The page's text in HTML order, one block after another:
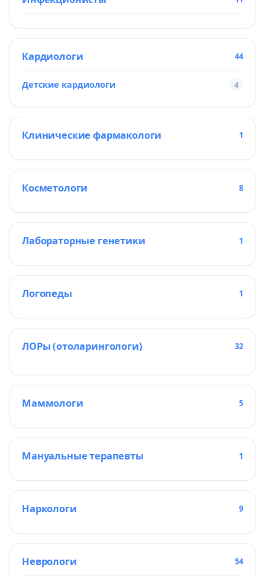
Кардиологи 44
Детские кардиологи 4
Клинические фармакологи 1
Косметологи 8
Лабораторные генетики 1
Логопеды 1
ЛОРы (отоларингологи) 32
Маммологи 5
Мануальные терапевты 1
Наркологи 9
Неврологи 54